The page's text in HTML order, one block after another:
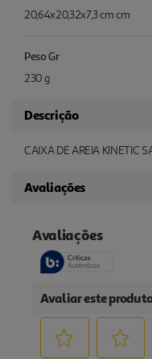
20,64x20,32x7,3 cm cm
Peso Gr
230 g
Descrição
CAIXA DE AREIA KINETIC
Avaliações